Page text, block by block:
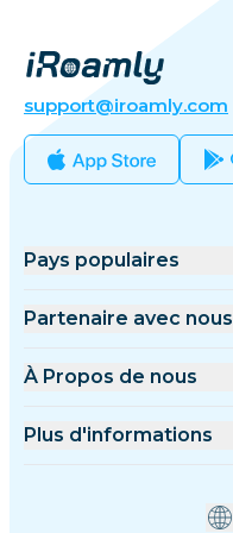
support@iroamly.com
Pays populaires
États-Unis
Turquie
France
Partenaire avec nous
Plateforme de gros
À Propos de nous
À Propos de iRoamly
Plus d'informations
Calculateur de données